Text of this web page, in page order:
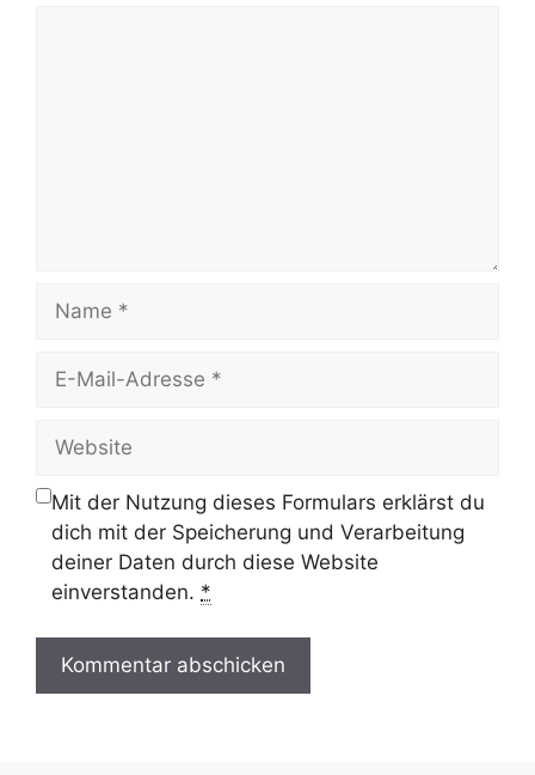
Mail-
Mit der Nutzung dieses Formulars erklärst du
dich mit der Speicherung und Verarbeitung
deiner Daten durch diese Website
einverstanden. *